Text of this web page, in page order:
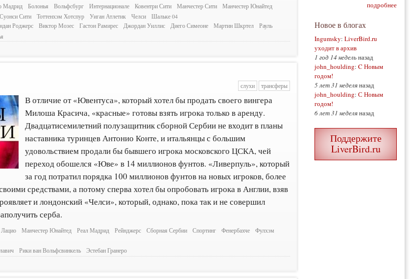
Мадрид Болонья Вольфсбург Интернационале Ковентри Сити Манчестер Сити
Манчестер Юнайтед
Суонси Сити Тоттенхэм Хотспур Уиган Атлетик Челси
Шальке 04
Роджерс Виктор Мозес Гастон Рамирес Джордан Уиллис Диего Симеоне Мартин Шкртел
Рауль
слухи трансферы
В отличие от «Ювентуса», который хотел бы продать своего вингера
Милоша Красича, «красные» готовы взять игрока только в аренду.
Двадцатисемилетний полузащитник сборной Сербии не входит в планы
наставника туринцев Антонио Конте, и итальянцы с большим
удовольствием продали бы бывшего игрока московского ЦСКА, чей
переход обошелся «Юве» в 14 миллионов фунтов. «Ливерпуль», который
за год потратил порядка 100 миллионов фунтов на новых игроков, более
средствами, а потому сперва хотел бы опробовать игрока в Англии, взяв
и лондонский «Челси», который, однако, пока так и не совершил
серба.
Лацио Манчестер Юнайтед Реал Мадрид Рейнджерс Сборная Сербии Спортинг Фенербахче
Фулхэм
Рики ван Вольфсвинкель Эстебан Гранеро
подробнее
Новое в блогах
Ingumsky: LiverBird.ru
уходит в архив
1 год 14 недельназад
john_houlding: C Новым
годом!
5 лет 31 неделяназад
john_houlding: С Новым
годом!
6 лет 31 неделяназад
Поддержите
LiverBird.ru